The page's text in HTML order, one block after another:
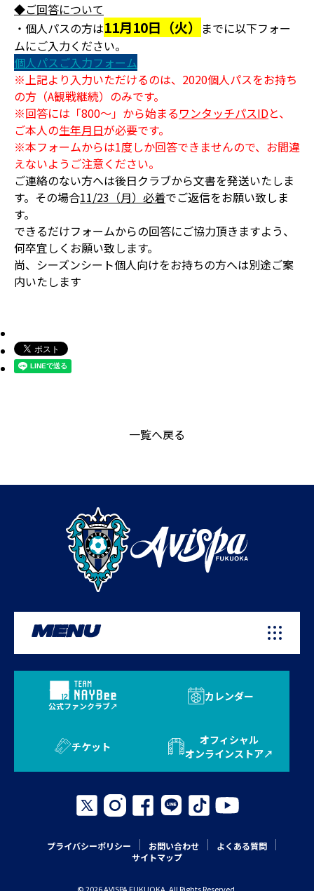
◆ご回答について
・個人パスの方は11月10日（火）
までに以下フォー
ムにご入力ください。
個人パスご入力フォーム
※上記より入力いただけるのは、2020個人パスをお持ち
の方（A観戦継続）のみです。
※回答には「800～」から始まるワンタッチパスIDと、
ご本人の生年月日が必要です。
※本フォームからは1度しか回答できませんので、お間違
えないようご注意ください。
ご連絡のない方へは後日クラブから文書を発送いたしま
す。その場合11/23（月）必着でご返信をお願い致しま
す。
できるだけフォームからの回答にご協力頂きますよう、
何卒宜しくお願い致します。
尚、シーズンシート個人向けをお持ちの方へは別途ご案
内いたします
一覧へ戻る
MENU
公式ファンクラブ
カレンダー
チケット
オフィシャル
オンラインストア
プライバシーポリシー お問い合わせ
よくある質問
サイトマップ